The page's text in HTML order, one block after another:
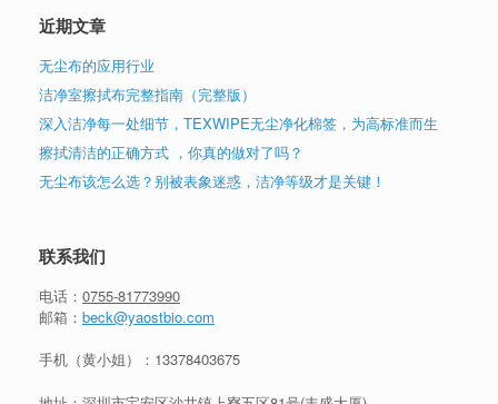
近期文章
无尘布的应用行业
洁净室擦拭布完整指南（完整版）
深入洁净每一处细节，TEXWIPE无尘净化棉签，为高标准而生
擦拭清洁的正确方式 ，你真的做对了吗？
无尘布该怎么选？别被表象迷惑，洁净等级才是关键！
联系我们
电话： 0755-81773990
邮箱： beck@yaostbio.com
手机（黄小姐）： 13378403675